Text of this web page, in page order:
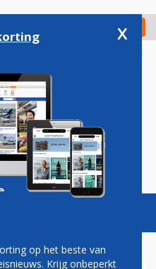
Check in
Vacatures
x
op het beste van
Krijg onbeperkt